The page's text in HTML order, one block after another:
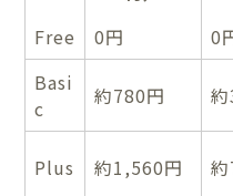
Free
0円 0
Basi
c
約780円
Plus 約1,560円